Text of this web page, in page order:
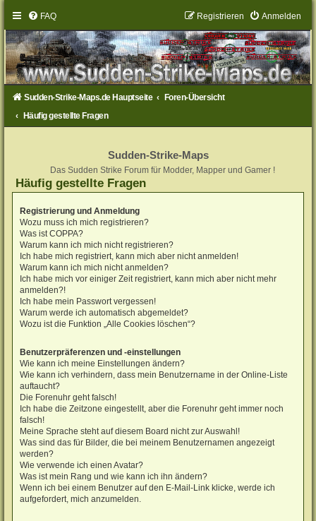
FAQ Anmelden
Registrieren
Sudden-Strike-Maps.de Hauptseite
Foren-Übersicht
Häufig gestellte Fragen
Sudden-Strike-Maps
Das Sudden Strike Forum für Modder, Mapper und Gamer !
Häufig gestellte Fragen
Registrierung und Anmeldung
Wozu muss ich mich registrieren?
Was ist COPPA?
Warum kann ich mich nicht registrieren?
Ich habe mich registriert, kann mich aber nicht anmelden!
Warum kann ich mich nicht anmelden?
Ich habe mich vor einiger Zeit registriert, kann mich aber nicht mehr
anmelden?!
Ich habe mein Passwort vergessen!
Warum werde ich automatisch abgemeldet?
Wozu ist die Funktion „Alle Cookies löschen“?
Benutzerpräferenzen und -einstellungen
Wie kann ich meine Einstellungen ändern?
Wie kann ich verhindern, dass mein Benutzername in der Online-Liste
auftaucht?
Die Forenuhr geht falsch!
Ich habe die Zeitzone eingestellt, aber die Forenuhr geht immer noch
falsch!
Meine Sprache steht auf diesem Board nicht zur Auswahl!
Was sind das für Bilder, die bei meinem Benutzernamen angezeigt
werden?
Wie verwende ich einen Avatar?
Was ist mein Rang und wie kann ich ihn ändern?
Wenn ich bei einem Benutzer auf den E-Mail-Link klicke, werde ich
aufgefordert, mich anzumelden.